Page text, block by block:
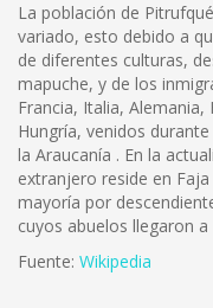
La población de
variado, esto debido a
de diferentes culturas,
mapuche, y de los
Francia, Italia, Alemania,
Hungría, venidos
la Araucanía . En la
extranjero reside en
mayoría por
cuyos abuelos llegaron
Fuente: Wikipedia